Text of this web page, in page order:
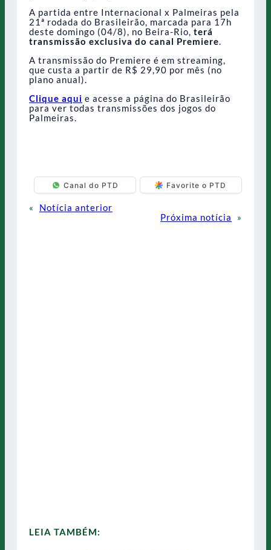
A partida entre Internacional x Palmeiras pela
21ª rodada do Brasileirão, marcada para 17h
deste domingo (04/8), no Beira-Rio, terá
transmissão exclusiva do canal Premiere.
A transmissão do Premiere é em streaming,
que custa a partir de R$ 29,90 por mês (no
plano anual).
Clique aqui e acesse a página do Brasileirão
para ver todas transmissões dos jogos do
Palmeiras.
Canal do PTD Favorite o PTD
«
Notícia anterior
Próxima notícia
»
LEIA TAMBÉM: